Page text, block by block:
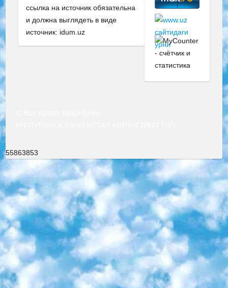
ссылка на источник обязательна
и должна выглядеть в виде
источник: idum.uz
55863853